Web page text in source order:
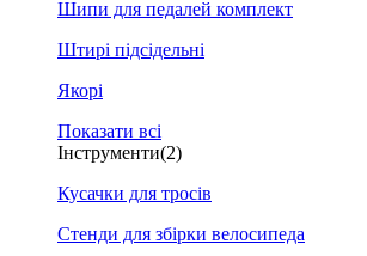
Шипи для педалей комплект
Штирі підсідельні
Якорі
Показати всі
Інструменти(2)
Кусачки для тросів
Стенди для збірки велосипеда